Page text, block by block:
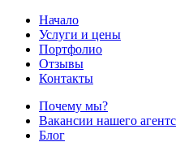
Начало
Услуги и цены
Портфолио
Отзывы
Контакты
Почему мы?
Вакансии нашего
Блог